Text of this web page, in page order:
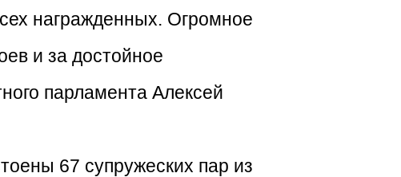
награжденных. Огромное
и за достойное
парламента Алексей
67 супружеских пар из